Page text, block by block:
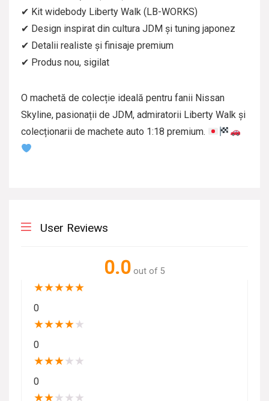
✔ Kit widebody Liberty Walk (LB-WORKS)
✔ Design inspirat din cultura JDM și tuning japonez
✔ Detalii realiste și finisaje premium
✔ Produs nou, sigilat
O machetă de colecție ideală pentru fanii Nissan
Skyline, pasionații de JDM, admiratorii Liberty Walk și
colecționarii de machete auto 1:18 premium.
User Reviews
0.0 out of 5
★★★★★
0
★★★★★
0
★★★★ ★
0
★★★ ★ ★